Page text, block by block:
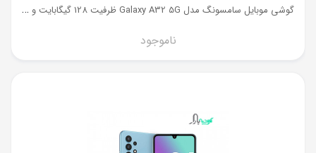
گ
وشی موبایل سامسونگ مدل Galaxy A32 5G ظرفیت 128 گیگابایت و رم 6 گیگ
ناموجود